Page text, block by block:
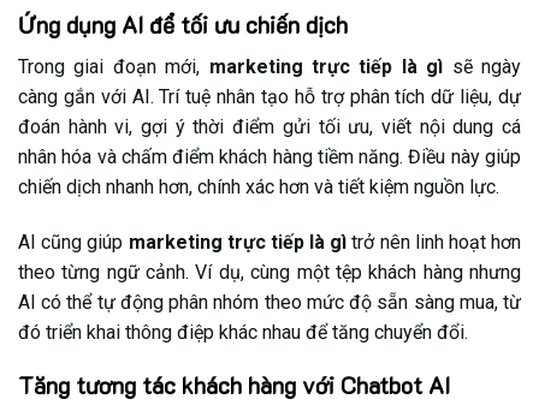
Ứng dụng AI để tối ưu chiến dịch
Trong giai đoạn mới, marketing trực tiếp là gì sẽ ngày
càng gắn với AI. Trí tuệ nhân tạo hỗ trợ phân tích dữ liệu, dự
đoán hành vi, gợi ý thời điểm gửi tối ưu, viết nội dung cá
nhân hóa và chấm điểm khách hàng tiềm năng. Điều này giúp
chiến dịch nhanh hơn, chính xác hơn và tiết kiệm nguồn lực.
AI cũng giúp marketing trực tiếp là gì trở nên linh hoạt hơn
theo từng ngữ cảnh. Ví dụ, cùng một tệp khách hàng nhưng
AI có thể tự động phân nhóm theo mức độ sẵn sàng mua, từ
đó triển khai thông điệp khác nhau để tăng chuyển đổi.
Tăng tương tác khách hàng với Chatbot AI